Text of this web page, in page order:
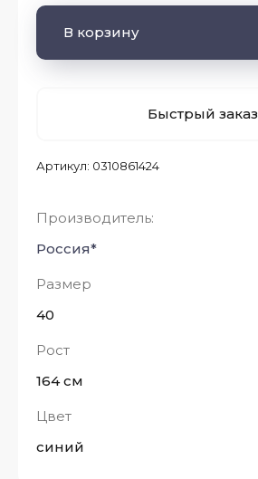
Артикул: 0310861424
В корзину
Быстрый заказ
Производитель:
Россия*
Размер
40
Рост
164 см
Цвет
синий